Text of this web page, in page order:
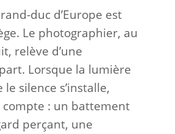
duc d’Europe est
Le photographier, au
relève d’une
Lorsque la lumière
silence s’installe,
: un battement
perçant, une